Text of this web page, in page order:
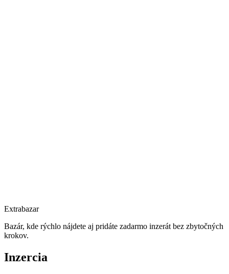
Extrabazar
Bazár, kde rýchlo nájdete aj pridáte zadarmo inzerát bez zbytočných
krokov.
Inzercia